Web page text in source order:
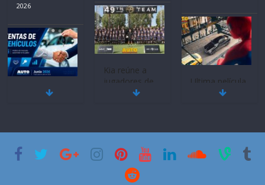
2026
Mercado
historia
11 de julio de
Kia reúne a
jugadores de
fútbol de todo
2026
Ultima película
‘Spider‑Man:
29 de julio de